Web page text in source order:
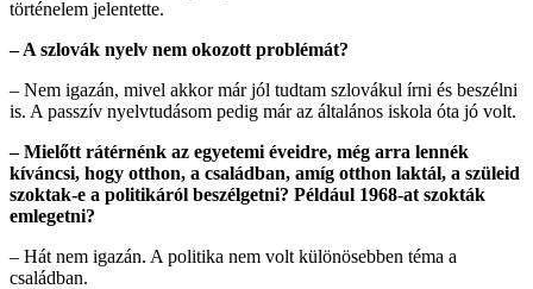
történelem jelentette.
– A szlovák nyelv nem okozott problémát?
– Nem igazán, mivel akkor már jól tudtam szlovákul írni és beszélni
is. A passzív nyelvtudásom pedig már az általános iskola óta jó volt.
– Mielőtt rátérnénk az egyetemi éveidre, még arra lennék
kíváncsi, hogy otthon, a családban, amíg otthon laktál, a szüleid
szoktak-e a politikáról beszélgetni? Például 1968-at szokták
emlegetni?
– Hát nem igazán. A politika nem volt különösebben téma a
családban.